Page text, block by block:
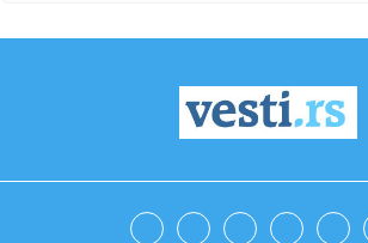
Antonio Banderas progovorio o
Drama u Beču: Srbin provalio u